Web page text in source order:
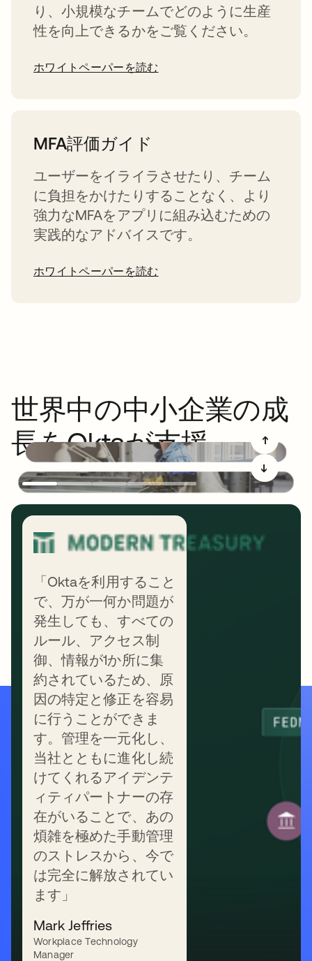
り、小規模なチームでどのように生産
性を向上できるかをご覧ください。
ホワイトペーパーを読む
MFA評価ガイド
ユーザーをイライラさせたり、チーム
に負担をかけたりすることなく、より
強力なMFAをアプリに組み込むための
実践的なアドバイスです。
ホワイトペーパーを読む
世界中の中小企業の成
長をOktaが支援
「Oktaを利用すること
で、万が一何か問題が
発生しても、すべての
ルール、アクセス制
御、情報が1か所に集
約されているため、原
因の特定と修正を容易
に行うことができま
す。管理を一元化し、
当社とともに進化し続
けてくれるアイデンテ
ィティパートナーの存
在がいることで、あの
煩雑を極めた手動管理
のストレスから、今で
は完全に解放されてい
ます」
Mark Jeffries
Workplace Technology
Manager
➔
➔
簡単なログインを実
現しましょう
Oktaを無料でお試しください。最新のアイデ
ンティティでセキュリティを向上し、時間を
節約している何千もの成長中のビジネスに加
わりましょう。
無料トライアル